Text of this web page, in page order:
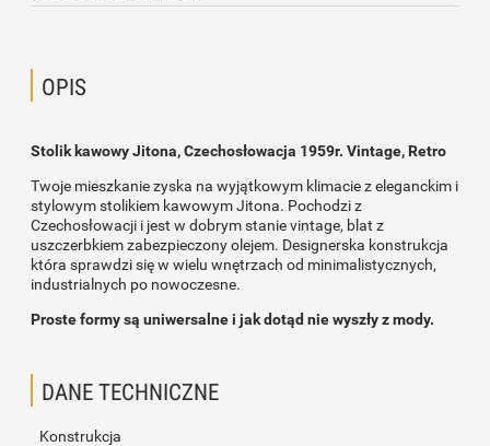
OPIS
Stolik kawowy Jitona, Czechosłowacja 1959r. Vintage, Retro
Twoje mieszkanie zyska na wyjątkowym klimacie z eleganckim i
stylowym stolikiem kawowym Jitona. Pochodzi z
Czechosłowacji i jest w dobrym stanie vintage, blat z
uszczerbkiem zabezpieczony olejem. Designerska konstrukcja
która sprawdzi się w wielu wnętrzach od minimalistycznych,
industrialnych po nowoczesne.
Proste formy są uniwersalne i jak dotąd nie wyszły z mody.
DANE TECHNICZNE
Konstrukcja